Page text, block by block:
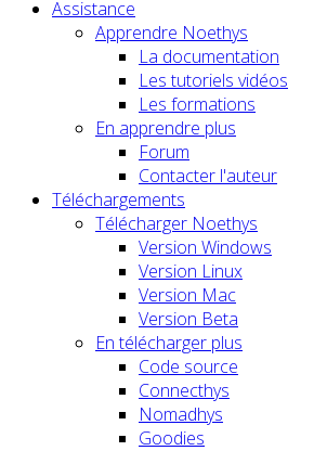
Assistance
Apprendre Noethys
La documentation
Les tutoriels vidéos
Les formations
En apprendre plus
Forum
Contacter l'auteur
Téléchargements
Télécharger Noethys
Version Windows
Version Linux
Version Mac
Version Beta
En télécharger plus
Code source
Connecthys
Nomadhys
Goodies